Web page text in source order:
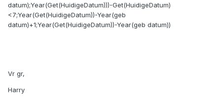
datum);Year(Get(HuidigeDatum)))-Get(HuidigeDatum)
<7;Year(Get(HuidigeDatum))-Year(geb
datum)+1;Year(Get(HuidigeDatum))-Year(geb datum))
Vr gr,
Harry